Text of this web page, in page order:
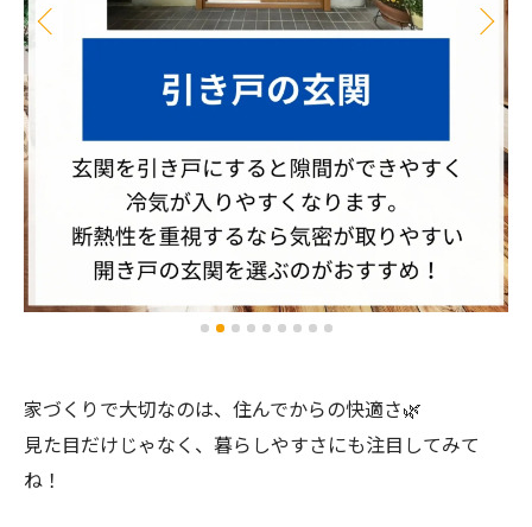
家づくりで大切なのは、住んでからの快適さ🌿
見た目だけじゃなく、暮らしやすさにも注目してみて
ね！